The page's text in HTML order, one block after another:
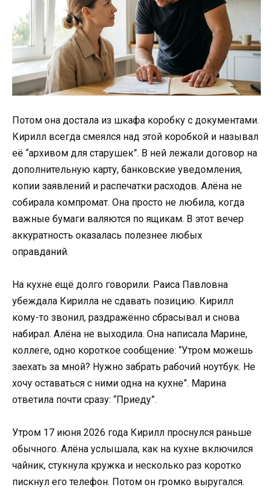
Потом она достала из шкафа коробку с документами.
Кирилл всегда смеялся над этой коробкой и называл
её “архивом для старушек”. В ней лежали договор на
дополнительную карту, банковские уведомления,
копии заявлений и распечатки расходов. Алёна не
собирала компромат. Она просто не любила, когда
важные бумаги валяются по ящикам. В этот вечер
аккуратность оказалась полезнее любых
оправданий.
На кухне ещё долго говорили. Раиса Павловна
убеждала Кирилла не сдавать позицию. Кирилл
кому-то звонил, раздражённо сбрасывал и снова
набирал. Алёна не выходила. Она написала Марине,
коллеге, одно короткое сообщение: “Утром можешь
заехать за мной? Нужно забрать рабочий ноутбук. Не
хочу оставаться с ними одна на кухне”. Марина
ответила почти сразу: “Приеду”.
Утром 17 июня 2026 года Кирилл проснулся раньше
обычного. Алёна услышала, как на кухне включился
чайник, стукнула кружка и несколько раз коротко
пискнул его телефон. Потом он громко выругался.